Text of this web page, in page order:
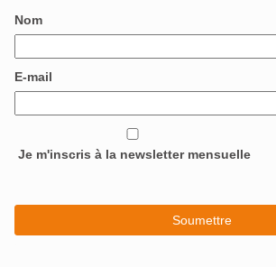
Nom
E-mail
Je m'inscris à la newsletter mensuelle